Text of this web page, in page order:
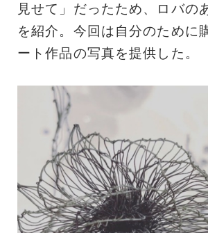
見せて」だったため、ロバの
を紹介。今回は自分のために
ート作品の写真を提供した。